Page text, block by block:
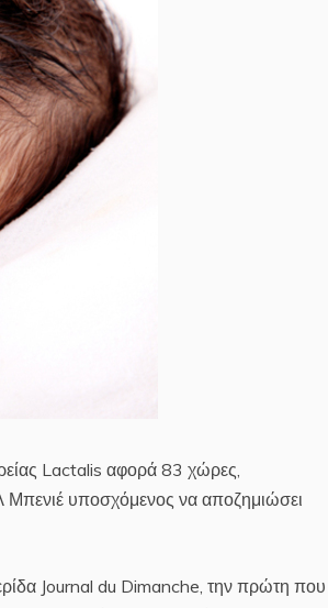
Lactalis αφορά 83 χώρες,
υποσχόμενος να αποζημιώσει
Journal du Dimanche, την πρώτη που